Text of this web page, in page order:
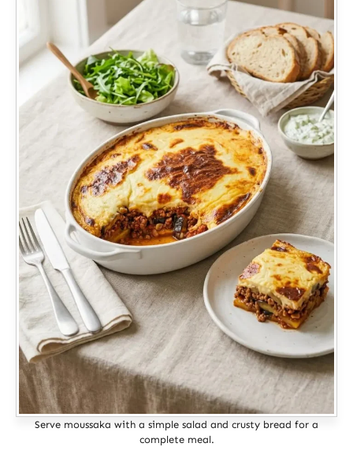
Serve moussaka with a simple salad and crusty bread for a
complete meal.